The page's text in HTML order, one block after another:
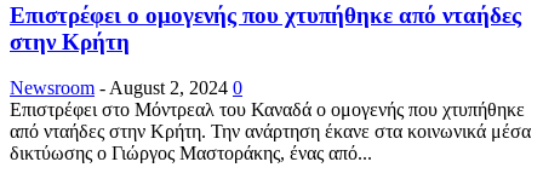
Επιστρέφει ο ομογενής που χτυπήθηκε από νταήδες
στην Κρήτη
Newsroom - August 2, 2024 0
Επιστρέφει στο Μόντρεαλ του Καναδά ο ομογενής που χτυπήθηκε
από νταήδες στην Κρήτη. Την ανάρτηση έκανε στα κοινωνικά μέσα
δικτύωσης ο Γιώργος Μαστοράκης, ένας από...